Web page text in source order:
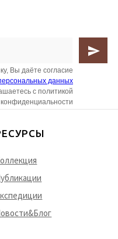
Вы даёте согласие
данных
с политикой
конфиденциальности